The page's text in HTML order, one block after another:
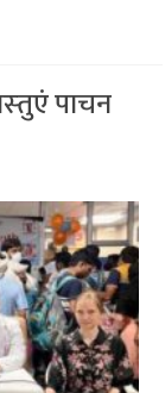
पाचन